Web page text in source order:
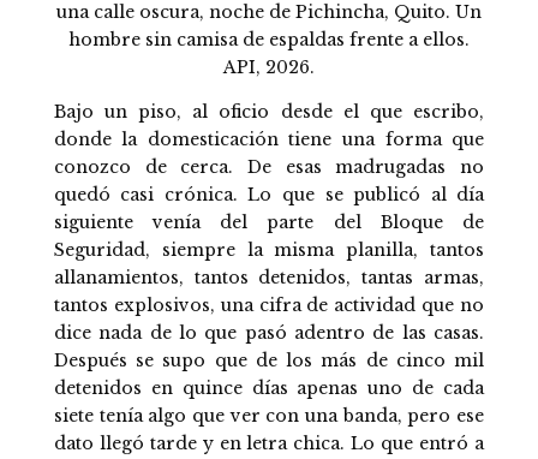
una calle oscura, noche de Pichincha, Quito. Un
hombre sin camisa de espaldas frente a ellos.
API, 2026.
Bajo un piso, al oficio desde el que escribo,
donde la domesticación tiene una forma que
conozco de cerca. De esas madrugadas no
quedó casi crónica. Lo que se publicó al día
siguiente venía del parte del Bloque de
Seguridad, siempre la misma planilla, tantos
allanamientos, tantos detenidos, tantas armas,
tantos explosivos, una cifra de actividad que no
dice nada de lo que pasó adentro de las casas.
Después se supo que de los más de cinco mil
detenidos en quince días apenas uno de cada
siete tenía algo que ver con una banda, pero ese
dato llegó tarde y en letra chica. Lo que entró a